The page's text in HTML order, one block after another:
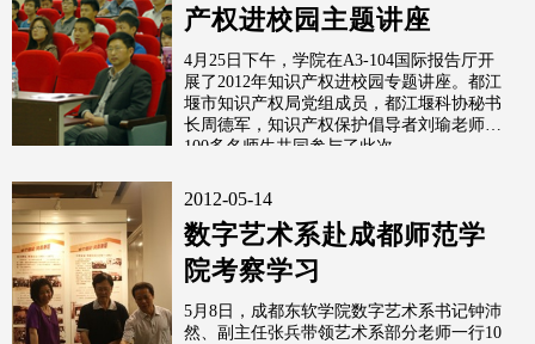
产权进校园主题讲座
4月25日下午，学院在A3-104国际报告厅开
展了2012年知识产权进校园专题讲座。都江
堰市知识产权局党组成员，都江堰科协秘书
长周德军，知识产权保护倡导者刘瑜老师及
100多名师生共同参与了此次
2012-05-14
数字艺术系赴成都师范学
院考察学习
5月8日，成都东软学院数字艺术系书记钟沛
然、副主任张兵带领艺术系部分老师一行10